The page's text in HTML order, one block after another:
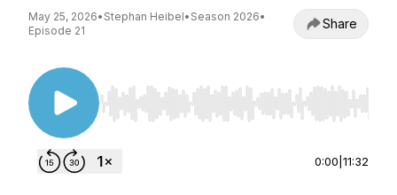
May 25, 2026• Stephan Heibel• Season 2026•
Episode 21
Share
Use Left/Right to seek, Home/End to jump to
0:00 11:32